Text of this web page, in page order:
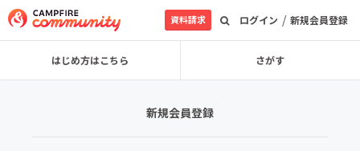
ログイン / 新規会員登録
資料請求
はじめ方はこちら さがす
新規会員登録